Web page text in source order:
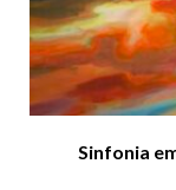
Sinfonia